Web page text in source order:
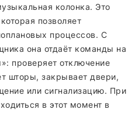
колонка. Это
позволяет
процессов. С
она отдаёт команды на
проверяет отключение
шторы, закрывает двери,
или сигнализацию. При
в этот момент в